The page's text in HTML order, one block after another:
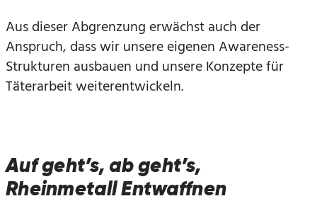
Aus dieser Abgrenzung erwächst auch der
Anspruch, dass wir unsere eigenen Awareness-
Strukturen ausbauen und unsere Konzepte für
Täterarbeit weiterentwickeln.
Auf geht’s, ab geht’s,
Rheinmetall Entwaffnen